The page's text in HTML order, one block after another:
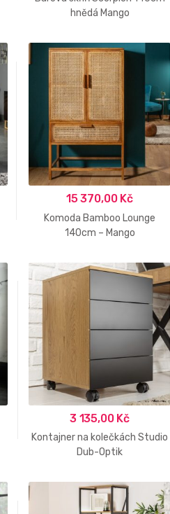
hnědá Mango
15 370,00 Kč
Komoda Bamboo Lounge
140cm – Mango
3 135,00 Kč
Kontajner na kolečkách Studio
Dub-Optik